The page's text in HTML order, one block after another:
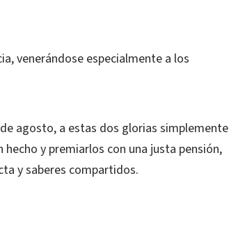
venerándose especialmente a los
agosto, a estas dos glorias simplemente
y premiarlos con una justa pensión,
y saberes compartidos.